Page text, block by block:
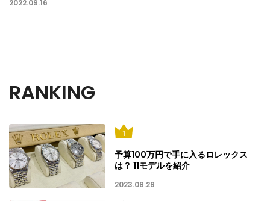
2022.09.16
RANKING
予算100万円で手に入るロレックス
は？ 11モデルを紹介
2023.08.29